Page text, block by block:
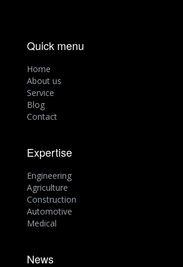
Quick menu
Home
About us
Service
Blog
Contact
Expertise
Engineering
Agriculture
Construction
Automotive
Medical
News